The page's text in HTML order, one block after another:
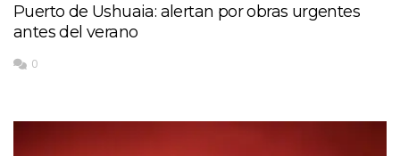
Puerto de Ushuaia: alertan por obras urgentes
antes del verano
0